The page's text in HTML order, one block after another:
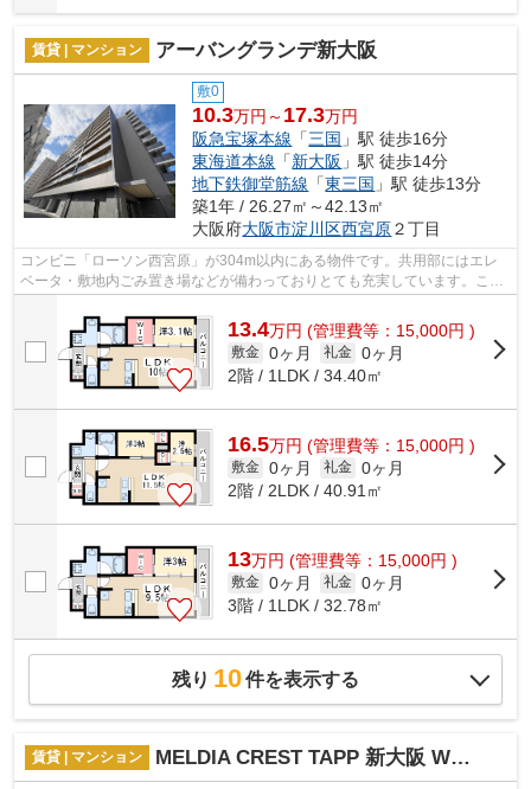
賃貸 | マンション アーバングランデ新大阪
敷0
10.3万円～ 17.3万円
阪急宝塚本線 「三国 」駅 徒歩16分
東海道本線 「新大阪 」駅 徒歩14分
地下鉄御堂筋線 「東三国 」駅 徒歩13分
築1年 / 26.27㎡～42.13㎡
大阪府大阪市淀川区西宮原２丁目
コンビニ「ローソン西宮原」が304m以内にある物件です。共用部にはエレ
ベータ・敷地内ごみ置き場などが備わっておりとても充実しています。こち
13.4万円 (管理費等：15,000円 )
敷金 0ヶ月 礼金 0ヶ月
2階 / 1LDK / 34.40㎡
16.5万円 (管理費等：15,000円 )
敷金 0ヶ月 礼金 0ヶ月
2階 / 2LDK / 40.91㎡
13万円 (管理費等：15,000円 )
敷金 0ヶ月 礼金 0ヶ月
3階 / 1LDK / 32.78㎡
残り 10件を表示する
賃貸 | マンション MELDIA CREST TAPP 新大阪 WEST